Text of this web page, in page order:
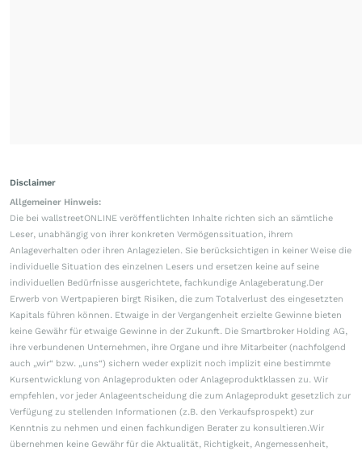
Disclaimer
Allgemeiner Hinweis:
Die bei wallstreetONLINE veröffentlichten Inhalte richten sich an sämtliche
Leser, unabhängig von ihrer konkreten Vermögenssituation, ihrem
Anlageverhalten oder ihren Anlagezielen. Sie berücksichtigen in keiner Weise die
individuelle Situation des einzelnen Lesers und ersetzen keine auf seine
individuellen Bedürfnisse ausgerichtete, fachkundige Anlageberatung.Der
Erwerb von Wertpapieren birgt Risiken, die zum Totalverlust des eingesetzten
Kapitals führen können. Etwaige in der Vergangenheit erzielte Gewinne bieten
keine Gewähr für etwaige Gewinne in der Zukunft. Die Smartbroker Holding AG,
ihre verbundenen Unternehmen, ihre Organe und ihre Mitarbeiter (nachfolgend
auch „wir“ bzw. „uns“) sichern weder explizit noch implizit eine bestimmte
Kursentwicklung von Anlageprodukten oder Anlageproduktklassen zu. Wir
empfehlen, vor jeder Anlageentscheidung die zum Anlageprodukt gesetzlich zur
Verfügung zu stellenden Informationen (z.B. den Verkaufsprospekt) zur
Kenntnis zu nehmen und einen fachkundigen Berater zu konsultieren.Wir
übernehmen keine Gewähr für die Aktualität, Richtigkeit, Angemessenheit,